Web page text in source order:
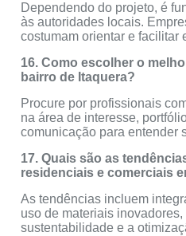
Dependendo do projeto, é
às autoridades locais.
costumam orientar e facilitar
16. Como escolher o
bairro de Itaquera?
Procure por profissionais
na área de interesse,
comunicação para entender
17. Quais são as
residenciais e comerciais
As tendências incluem
uso de materiais
sustentabilidade e a